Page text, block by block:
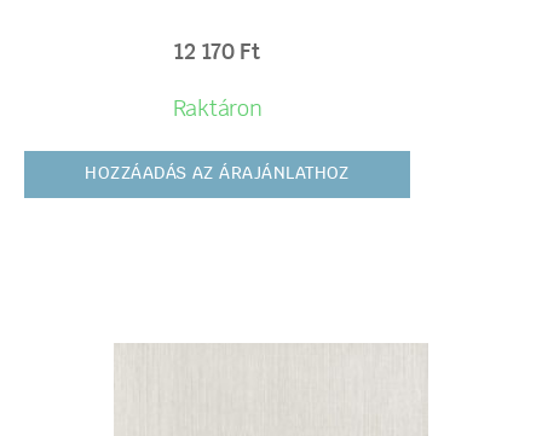
12 170 Ft
Raktáron
HOZZÁADÁS AZ ÁRAJÁNLATHOZ